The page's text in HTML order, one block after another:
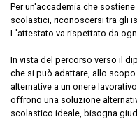
Per un'accademia che
scolastici, riconoscersi tra gli
L'attestato va rispettato da
In vista del percorso verso il
che si può adattare, allo
alternative a un onere
offrono una soluzione
scolastico ideale, bisogna